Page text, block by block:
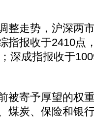
走势，沪深两
指报收于2410点
深成指报收于
寄予厚望的权
煤炭、保险和银